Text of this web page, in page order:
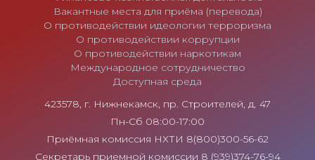
Вакантные места для приёма (перевода)
О противодействии идеологии терроризма
О противодействии коррупции
О противодействии наркотикам
Международное сотрудничество
Доступная среда
423578, г. Нижнекамск, пр. Строителей, д. 47
Пн-Сб 08:00-17:00
Приёмная комиссия НХТИ 8(800)300-56-62
Секретарь приемной комиссии 8 (939)374-76-94